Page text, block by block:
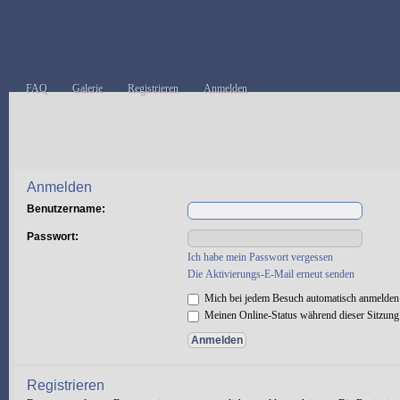
FAQ Galerie Registrieren Anmelden
Anmelden
Benutzername:
Passwort:
Ich habe mein Passwort vergessen
Die Aktivierungs-E-Mail erneut senden
Mich bei jedem Besuch automatisch anmelden
Meinen Online-Status während dieser
Registrieren